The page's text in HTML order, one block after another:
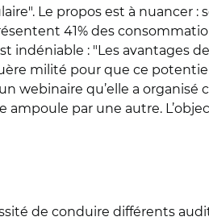
Le propos est à nuancer :
41% des
indéniable : "Les avantages
milité pour que ce
webinaire qu’elle a organisé
ampoule par une autre.
de conduire différents